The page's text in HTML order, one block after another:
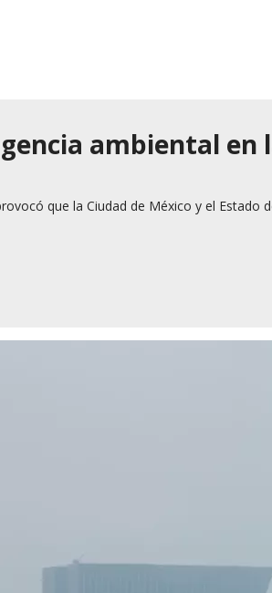
ambiental en
que la Ciudad de México y el